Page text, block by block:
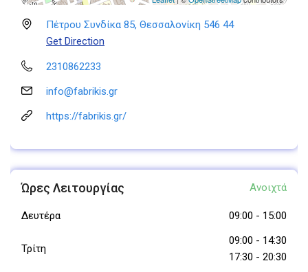
Πέτρου Συνδίκα 85, Θεσσαλονίκη 546 44
Get Direction
2310862233
info@fabrikis.gr
https://fabrikis.gr/
Ώρες Λειτουργίας Ανοιχτά
Δευτέρα 09:00 - 15:00
Τρίτη
09:00 - 14:30
17:30 - 20:30